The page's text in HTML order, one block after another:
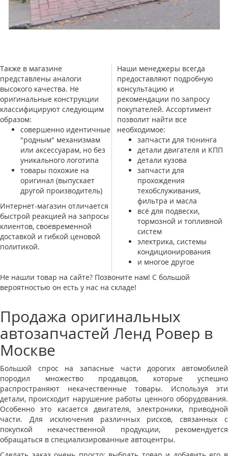
Также в магазине
представлены аналоги
высокого качества. Не
оригинальные конструкции
классифицируют следующим
образом:
совершенно идентичные
"родным" механизмам
или аксессуарам, но без
уникального логотипа
товары похожие на
оригинал (выпускает
другой производитель)
Интернет-магазин отличается
быстрой реакцией на запросы
клиентов, своевременной
доставкой и гибкой ценовой
политикой.
Наши менеджеры всегда
предоставляют подробную
консультацию и
рекомендации по запросу
покупателей. Ассортимент
позволит найти все
необходимое:
запчасти для тюнинга
детали двигателя и КПП
детали кузова
запчасти для
прохождения
техобслуживания,
фильтра и масла
всё для подвески,
тормозной и топливной
систем
электрика, системы
кондиционирования
и многое другое
Не нашли товар на сайте? Позвоните нам! С большой
вероятностью он есть у нас на складе!
Продажа оригинальных
автозапчастей Ленд Ровер в
Москве
Большой спрос на запасные части дорогих автомобилей
породил множество продавцов, которые успешно
распространяют некачественные товары. Используя эти
детали, происходит нарушение работы ценного оборудования.
Особенно это касается двигателя, электроники, приводной
части. Для исключения различных рисков, связанных с
покупкой некачественной продукции, рекомендуется
обращаться в специализированные автоцентры.